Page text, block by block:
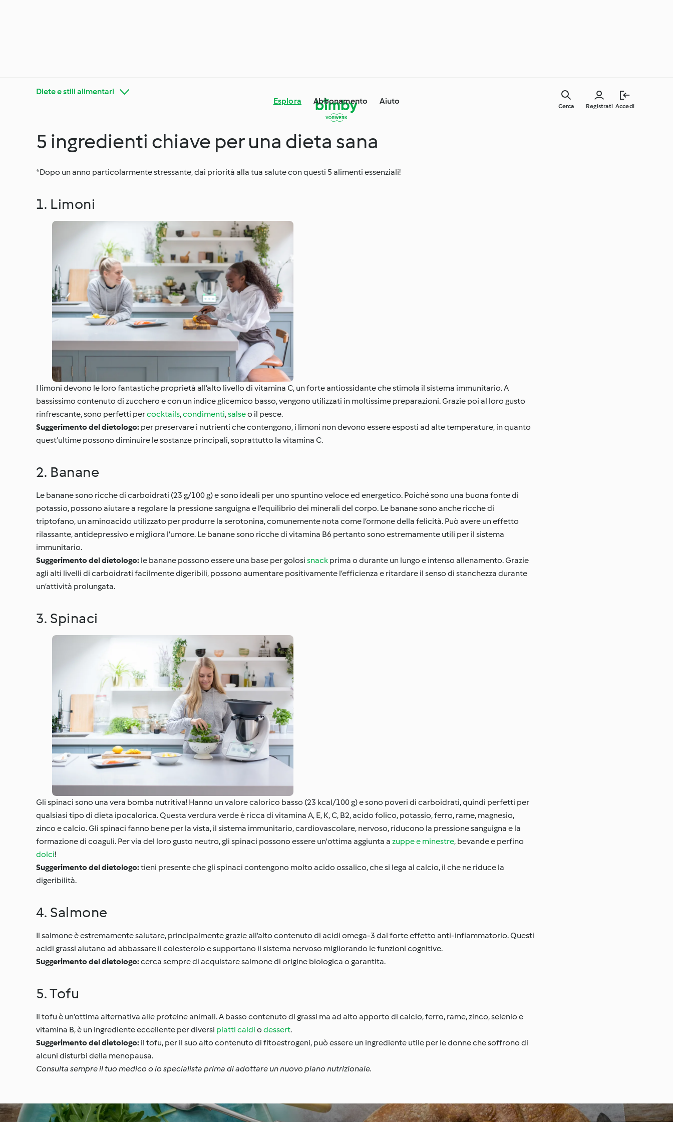
Esplora Abbonamento Aiuto
Registrati Accedi
Cerca
Diete e stili alimentari
Alla scoperta di Cookidoo®
Bimby®
Ingredienti di stagione
Diete e stili alimentari
5 ingredienti chiave per una dieta sana
*Dopo un anno particolarmente stressante, dai priorità alla tua salute con questi 5 alimenti essenziali!
1. Limoni
I limoni devono le loro fantastiche proprietà all’alto livello di vitamina C, un forte antiossidante che stimola il sistema immunitario. A
bassissimo contenuto di zucchero e con un indice glicemico basso, vengono utilizzati in moltissime preparazioni. Grazie poi al loro gusto
rinfrescante, sono perfetti percocktails,condimenti,salseo il pesce.
Suggerimento del dietologo: per preservare i nutrienti che contengono, i limoni non devono essere esposti ad alte temperature, in quanto
quest’ultime possono diminuire le sostanze principali, soprattutto la vitamina C.
2. Banane
Le banane sono ricche di carboidrati (23 g/100 g) e sono ideali per uno spuntino veloce ed energetico. Poiché sono una buona fonte di
potassio, possono aiutare a regolare la pressione sanguigna e l’equilibrio dei minerali del corpo. Le banane sono anche ricche di
triptofano, un aminoacido utilizzato per produrre la serotonina, comunemente nota come l’ormone della felicità. Può avere un effetto
rilassante, antidepressivo e migliora l’umore. Le banane sono ricche di vitamina B6 pertanto sono estremamente utili per il sistema
immunitario.
Suggerimento del dietologo: le banane possono essere una base per golosi snack prima o durante un lungo e intenso allenamento. Grazie
agli alti livelli di carboidrati facilmente digeribili, possono aumentare positivamente l’efficienza e ritardare il senso di stanchezza durante
un’attività prolungata.
3. Spinaci
Gli spinaci sono una vera bomba nutritiva! Hanno un valore calorico basso (23 kcal/100 g) e sono poveri di carboidrati, quindi perfetti per
qualsiasi tipo di dieta ipocalorica. Questa verdura verde è ricca di vitamina A, E, K, C, B2, acido folico, potassio, ferro, rame, magnesio,
zinco e calcio. Gli spinaci fanno bene per la vista, il sistema immunitario, cardiovascolare, nervoso, riducono la pressione sanguigna e la
formazione di coaguli. Per via del loro gusto neutro, gli spinaci possono essere un'ottima aggiunta a zuppe e minestre, bevande e perfino
dolci!
Suggerimento del dietologo:tieni presente che gli spinaci contengono molto acido ossalico, che si lega al calcio, il che ne riduce la
digeribilità.
4. Salmone
Il salmone è estremamente salutare, principalmente grazie all’alto contenuto di acidi omega-3 dal forte effetto anti-infiammatorio. Questi
acidi grassi aiutano ad abbassare il colesterolo e supportano il sistema nervoso migliorando le funzioni cognitive.
Suggerimento del dietologo:cerca sempre di acquistare salmone di origine biologica o garantita.
5. Tofu
Il tofu è un’ottima alternativa alle proteine animali. A basso contenuto di grassi ma ad alto apporto di calcio, ferro, rame, zinco, selenio e
vitamina B, è un ingrediente eccellente per diversi piatti caldi o dessert.
Suggerimento del dietologo: il tofu, per il suo alto contenuto di fitoestrogeni, può essere un ingrediente utile per le donne che soffrono di
alcuni disturbi della menopausa.
Consulta sempre il tuo medico o lo specialista prima di adottare un nuovo piano nutrizionale.